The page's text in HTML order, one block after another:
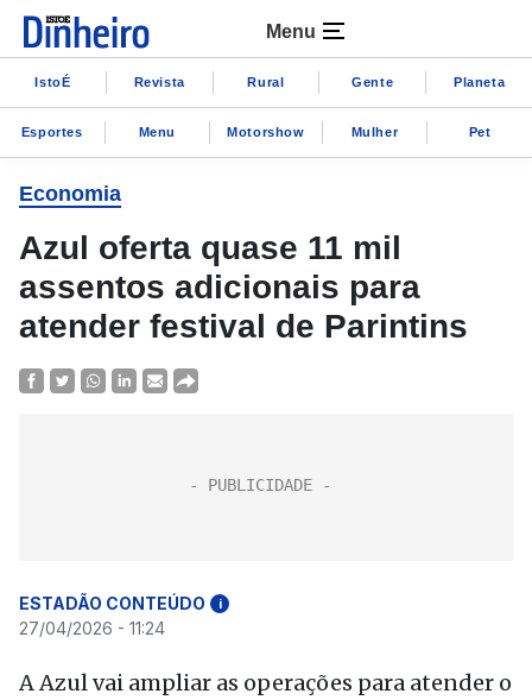
Menu
IstoÉ Revista Rural Gente Planeta
Esportes Menu Motorshow Mulher Pet
Economia
Azul oferta quase 11 mil
assentos adicionais para
atender festival de Parintins
ESTADÃO CONTEÚDO i
27/04/2026 - 11:24
A Azul vai ampliar as operações para atender o